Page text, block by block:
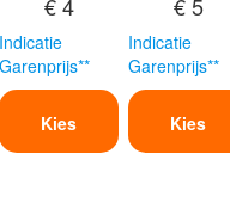
Indicatie
Garenprijs**
Kies
Indicatie
Garenprijs**
Kies